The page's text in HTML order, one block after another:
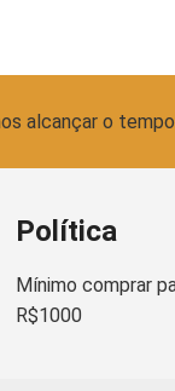
alcançar o
Política
Mínimo comprar
R$1000